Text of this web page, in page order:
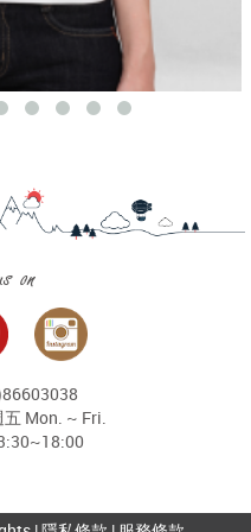
on
Mon. ~ Fri.